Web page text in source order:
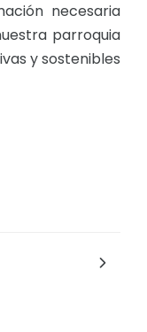
necesaria
parroquia
y sostenibles